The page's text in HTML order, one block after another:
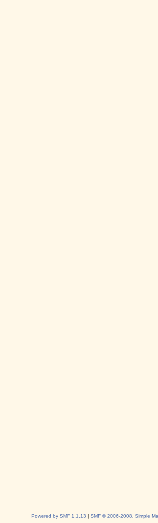
Powered by SMF 1.1.13 | SMF © 2006-2008, Simple